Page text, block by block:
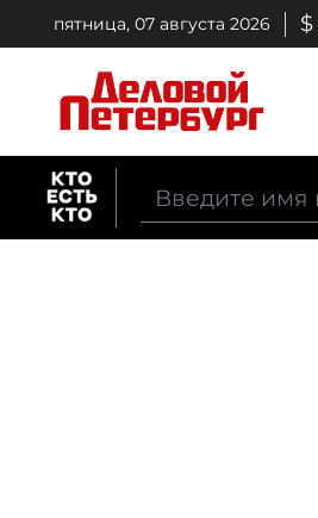
пятница, 07 августа 2026 $